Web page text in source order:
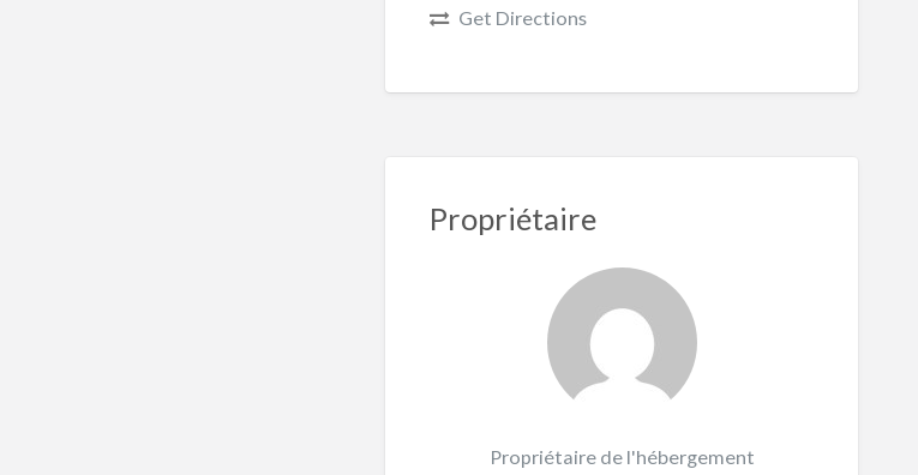
Get Directions
Propriétaire
Propriétaire de l'hébergement